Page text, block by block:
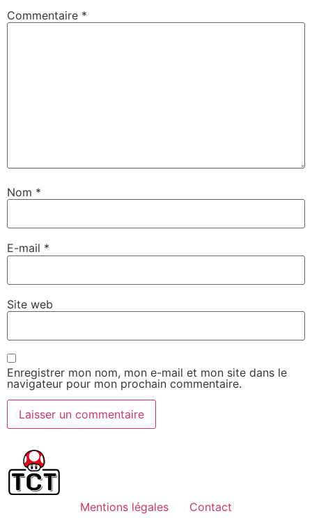
Commentaire *
Nom *
E-mail *
Site web
Enregistrer mon nom, mon e-mail et mon site dans le
navigateur pour mon prochain commentaire.
Mentions légales Contact